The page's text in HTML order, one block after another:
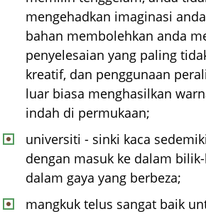
mengehadkan imaginasi
bahan membolehkan anda
penyelesaian yang paling
kreatif, dan penggunaan
luar biasa menghasilkan
indah di permukaan;
universiti - sinki kaca
dengan masuk ke dalam
dalam gaya yang berbeza;
mangkuk telus sangat baik